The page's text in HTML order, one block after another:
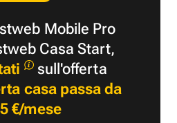
Mobile Pro
Casa Start,
sull'offerta
casa passa da
€/mese